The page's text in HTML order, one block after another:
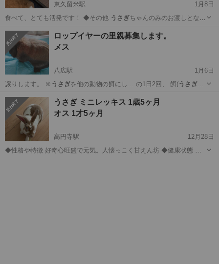
東久留米駅
1月8日
食べて、とても活発です！ ◆その他 うさぎちゃんのみのお渡しとなる
東京 東久留米市 東久留米駅 その他
ネザーランドドワーフ
ロップイヤーの里親募集します。
メス
八広駅
1月6日
譲りします。 ※ うさぎを他の動物の餌にし… の1日2回、 餌(うさぎ用
ン致します)。
うさぎに関するご質問には…
東京 墨田区 八広駅 その他 うさぎ
うさぎ ミニレッキス 1歳5ヶ月
オス 1才5ヶ月
高円寺駅
12月28日
◆性格や特徴 好奇心旺盛で元気。人懐っこく甘えん坊 ◆健康状態 怪